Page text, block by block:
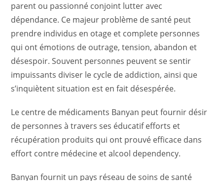
parent ou passionné conjoint lutter avec
dépendance. Ce majeur problème de santé peut
prendre individus en otage et complete personnes
qui ont émotions de outrage, tension, abandon et
désespoir. Souvent personnes peuvent se sentir
impuissants diviser le cycle de addiction, ainsi que
s’inquiètent situation est en fait désespérée.
Le centre de médicaments Banyan peut fournir désir
de personnes à travers ses éducatif efforts et
récupération produits qui ont prouvé efficace dans
effort contre médecine et alcool dependency.
Banyan fournit un pays réseau de soins de santé